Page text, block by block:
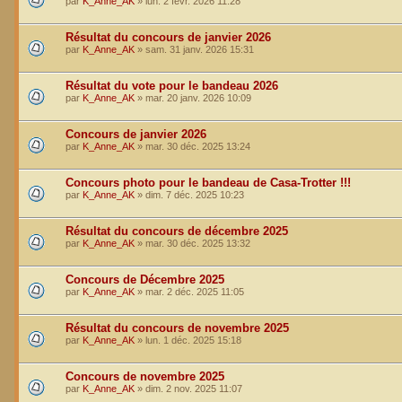
Résultat du concours de janvier 2026
par K_Anne_AK » sam. 31 janv. 2026 15:31
Résultat du vote pour le bandeau 2026
par K_Anne_AK » mar. 20 janv. 2026 10:09
Concours de janvier 2026
par K_Anne_AK » mar. 30 déc. 2025 13:24
Concours photo pour le bandeau de Casa-Trotter !!!
par K_Anne_AK » dim. 7 déc. 2025 10:23
Résultat du concours de décembre 2025
par K_Anne_AK » mar. 30 déc. 2025 13:32
Concours de Décembre 2025
par K_Anne_AK » mar. 2 déc. 2025 11:05
Résultat du concours de novembre 2025
par K_Anne_AK » lun. 1 déc. 2025 15:18
Concours de novembre 2025
par K_Anne_AK » dim. 2 nov. 2025 11:07